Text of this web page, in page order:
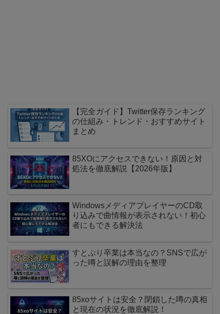
【完全ガイド】Twitter保存ランキング
の仕組み・トレンド・おすすめサイト
まとめ
85XOにアクセスできない！原因と対
処法を徹底解説【2026年版】
WindowsメディアプレイヤーのCD取
り込みで曲情報が表示されない！初心
者にもできる解決法
すとぷり卒業は本当なの？SNSで広が
った噂と誤解の理由を整理
85xoサイトは安全？閉鎖した噂の真相
と現在の状況を徹底解説！